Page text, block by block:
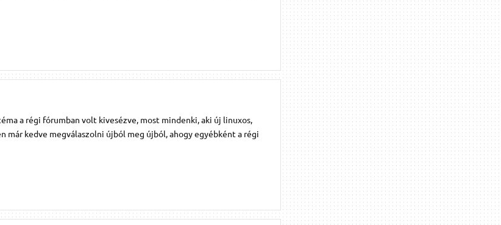
a régi fórumban volt kivesézve, most mindenki, aki új linuxos,
kedve megválaszolni újból meg újból, ahogy egyébként a régi